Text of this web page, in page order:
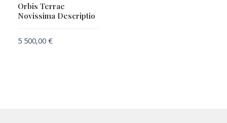
Orbis Terrae
Novissima Descriptio
5 500,00 €